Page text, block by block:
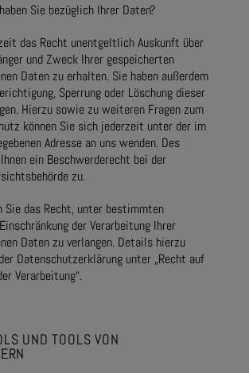
Sie bezüglich Ihrer Daten?
das Recht unentgeltlich Auskunft über
und Zweck Ihrer gespeicherten
Daten zu erhalten. Sie haben außerdem
Sperrung oder Löschung dieser
Hierzu sowie zu weiteren Fragen zum
können Sie sich jederzeit unter der im
Adresse an uns wenden. Des
ein Beschwerderecht bei der
zu.
Sie das Recht, unter bestimmten
der Verarbeitung Ihrer
Daten zu verlangen. Details hierzu
Datenschutzerklärung unter „Recht auf
Verarbeitung“.
UND TOOLS VON